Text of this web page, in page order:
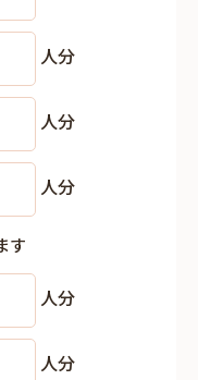
人分
人分
人分
す
人分
人分